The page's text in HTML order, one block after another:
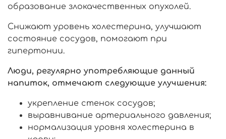
образование злокачественных опухолей.
Снижают уровень холестерина, улучшают
состояние сосудов, помогают при
гипертонии.
Люди, регулярно употребляющие данный
напиток, отмечают следующие улучшения:
укрепление стенок сосудов;
выравнивание артериального давления;
нормализация уровня холестерина в